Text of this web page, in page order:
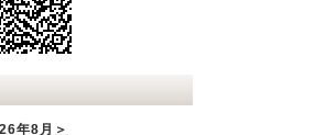
年8月 ＞